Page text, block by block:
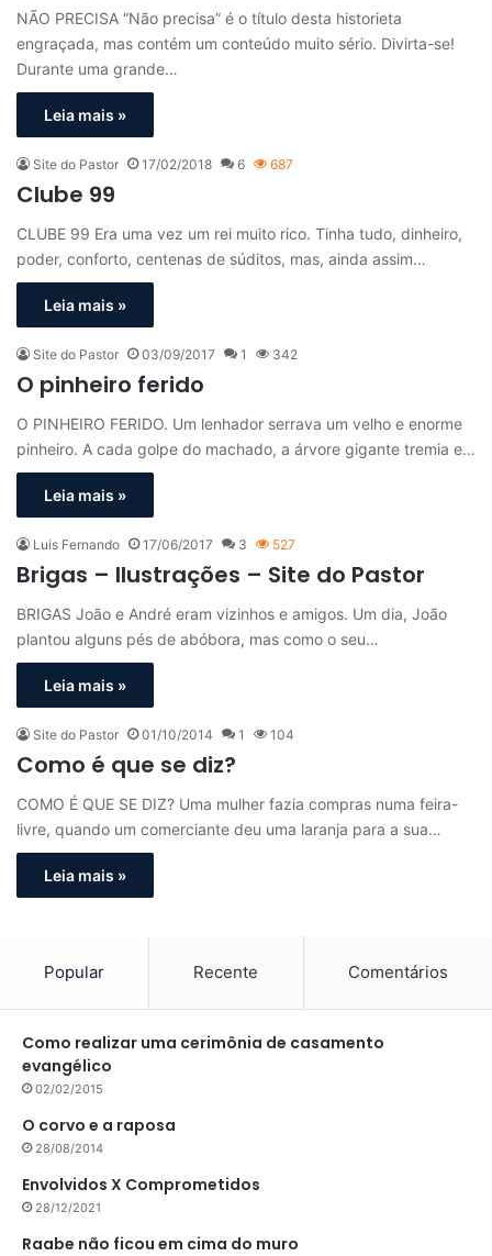
NÃO PRECISA “Não precisa” é o título desta historieta
engraçada, mas contém um conteúdo muito sério. Divirta-se!
Durante uma grande…
Leia mais »
Site do Pastor 17/02/2018 6 687
Clube 99
CLUBE 99 Era uma vez um rei muito rico. Tinha tudo, dinheiro,
poder, conforto, centenas de súditos, mas, ainda assim…
Leia mais »
Site do Pastor 03/09/2017 1 342
O pinheiro ferido
O PINHEIRO FERIDO. Um lenhador serrava um velho e enorme
pinheiro. A cada golpe do machado, a árvore gigante tremia e…
Leia mais »
Luis Fernando 17/06/2017 3 527
Brigas – Ilustrações – Site do Pastor
BRIGAS João e André eram vizinhos e amigos. Um dia, João
plantou alguns pés de abóbora, mas como o seu…
Leia mais »
Site do Pastor 01/10/2014 1 104
Como é que se diz?
COMO É QUE SE DIZ? Uma mulher fazia compras numa feira-
livre, quando um comerciante deu uma laranja para a sua…
Leia mais »
Popular Recente Comentários
Como realizar uma cerimônia de casamento
evangélico
02/02/2015
O corvo e a raposa
28/08/2014
Envolvidos X Comprometidos
28/12/2021
Raabe não ficou em cima do muro